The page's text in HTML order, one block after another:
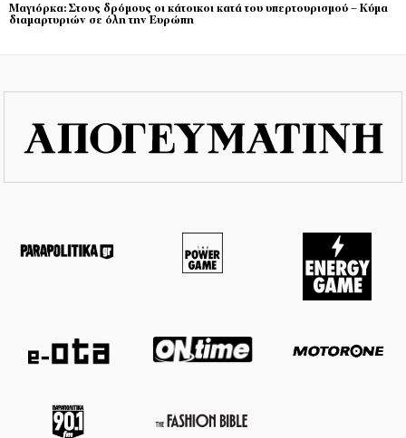
Μαγιόρκα: Στους δρόμους οι κάτοικοι κατά του υπερτουρισμού – Κύμα
διαμαρτυριών σε όλη την Ευρώπη